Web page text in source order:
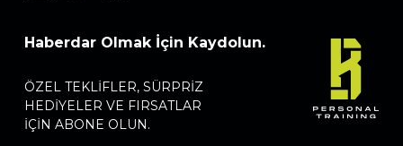
Haberdar Olmak İçin Kaydolun.
ÖZEL TEKLIFLER, SÜRPRIZ
HEDIYELER VE FIRSATLAR
IÇIN ABONE OLUN.